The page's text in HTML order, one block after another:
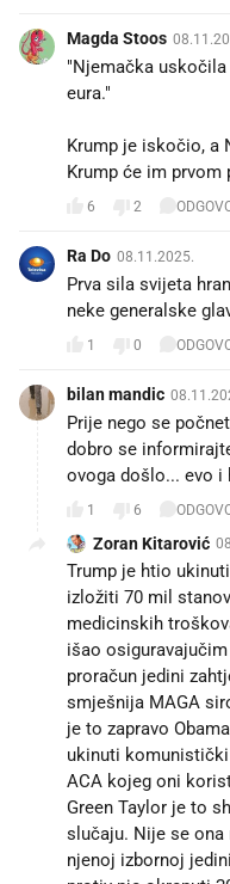
Magda Stoos
"Njemačka
eura."
Krump je iskočio, a
Krump će im
6 2
Ra Do 08.11.2025.
Prva sila svijeta
neke generalske
1 0
bilan mandic
Prije nego se
dobro se
ovoga došlo... evo i
1 6
Zoran Kitarović
Trump je htio
izložiti 70 mil
medicinskih
išao
proračun jedini
smješnija MAGA
je to zapravo
ukinuti komunistički
ACA kojeg oni
Green Taylor je to
slučaju. Nije se ona
njenoj izbornoj